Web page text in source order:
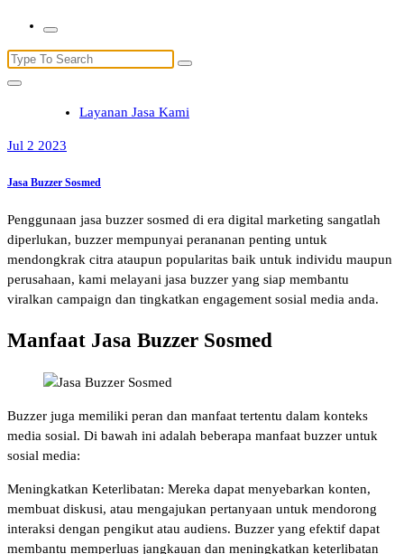
Search
for:
Layanan Jasa Kami
Jul 2 2023
Jasa Buzzer Sosmed
Penggunaan jasa buzzer sosmed di era digital marketing sangatlah
diperlukan, buzzer mempunyai perananan penting untuk
mendongkrak citra ataupun popularitas baik untuk individu maupun
perusahaan, kami melayani jasa buzzer yang siap membantu
viralkan campaign dan tingkatkan engagement sosial media anda.
Manfaat Jasa Buzzer Sosmed
Buzzer juga memiliki peran dan manfaat tertentu dalam konteks
media sosial. Di bawah ini adalah beberapa manfaat buzzer untuk
sosial media:
Meningkatkan Keterlibatan: Mereka dapat menyebarkan konten,
membuat diskusi, atau mengajukan pertanyaan untuk mendorong
interaksi dengan pengikut atau audiens. Buzzer yang efektif dapat
membantu memperluas jangkauan dan meningkatkan keterlibatan